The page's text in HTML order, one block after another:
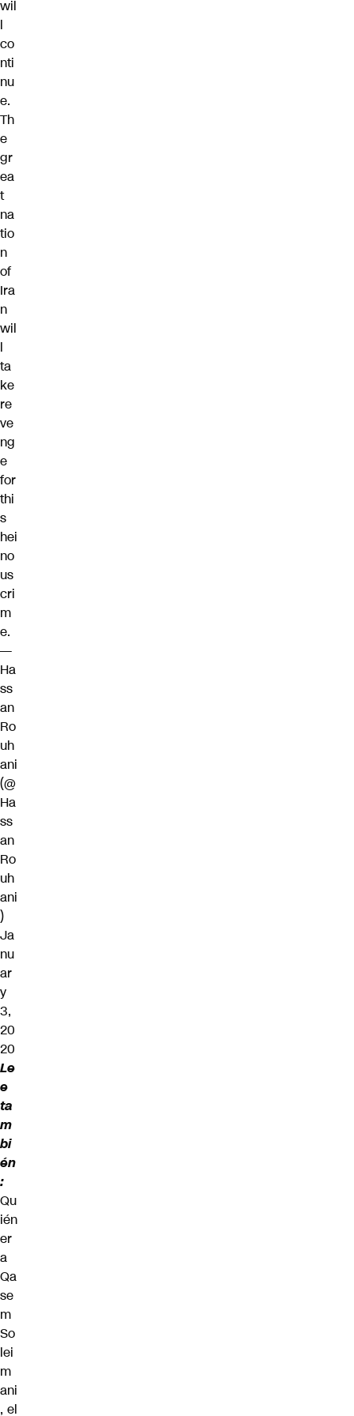
wil
l
co
nti
nu
e.
Th
e
gr
ea
t
na
tio
n
of
Ira
n
wil
l
ta
ke
re
ve
ng
e
for
thi
s
hei
no
us
cri
m
e.
—
Ha
ss
an
Ro
uh
ani
(@
Ha
ss
an
Ro
uh
ani
)
Ja
nu
ar
y
3,
20
20
Le
e
ta
m
bi
én
:
Qu
ién
er
a
Qa
se
m
So
lei
m
ani
, el